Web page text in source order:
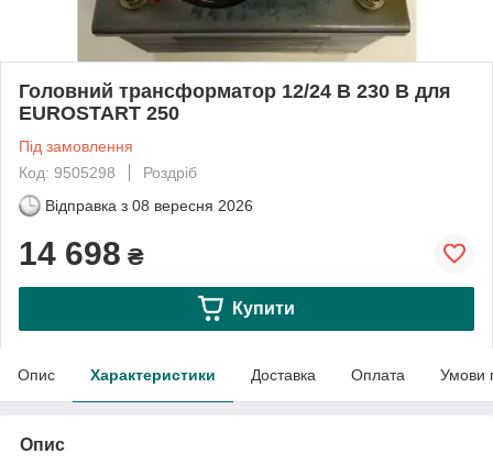
Головний трансформатор 12/24 В 230 В для
EUROSTART 250
Під замовлення
Код: 9505298
Роздріб
Відправка з 08 вересня 2026
14 698 ₴
Купити
Опис Характеристики Доставка Оплата Умови
Опис